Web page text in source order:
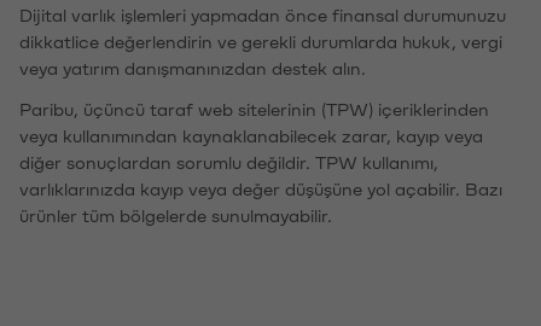
Dijital varlık işlemleri yapmadan önce finansal durumunuzu
dikkatlice değerlendirin ve gerekli durumlarda hukuk, vergi
veya yatırım danışmanınızdan destek alın.
Paribu, üçüncü taraf web sitelerinin (TPW) içeriklerinden
veya kullanımından kaynaklanabilecek zarar, kayıp veya
diğer sonuçlardan sorumlu değildir. TPW kullanımı,
varlıklarınızda kayıp veya değer düşüşüne yol açabilir. Bazı
ürünler tüm bölgelerde sunulmayabilir.